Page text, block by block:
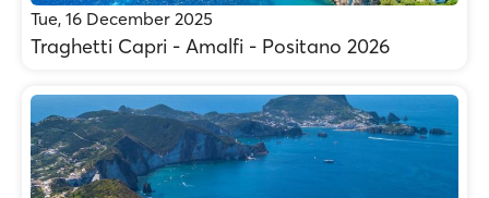
Tue, 16 December 2025
Traghetti Capri - Amalfi - Positano 2026